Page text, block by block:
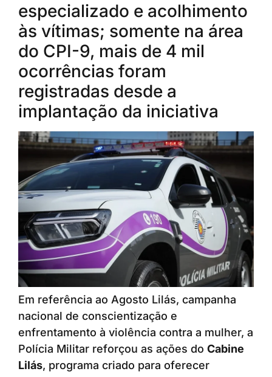
especializado e acolhimento
às vítimas; somente na área
do CPI-9, mais de 4 mil
ocorrências foram
registradas desde a
implantação da iniciativa
Em referência ao Agosto Lilás, campanha
nacional de conscientização e
enfrentamento à violência contra a mulher, a
Polícia Militar reforçou as ações do Cabine
Lilás, programa criado para oferecer